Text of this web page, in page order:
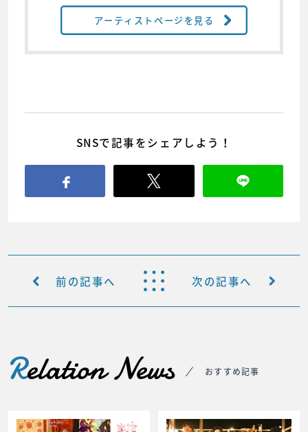
アーティストページを見る
SNSで記事をシェアしよう！
前の記事へ 次の記事へ
Relation News おすすめ記事